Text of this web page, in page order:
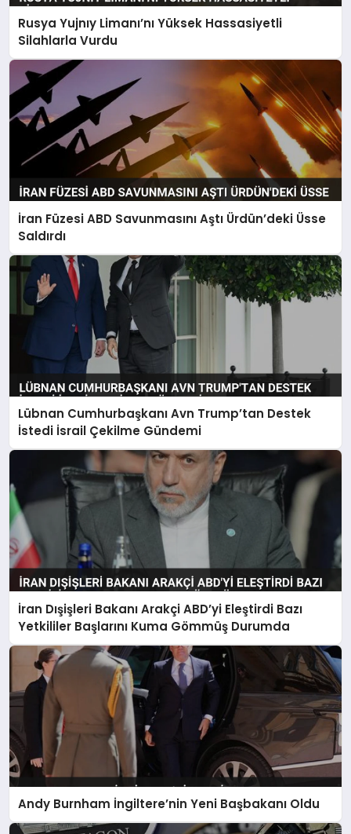
Rusya Yujnıy Limanı’nı Yüksek Hassasiyetli
Silahlarla Vurdu
İran Füzesi ABD Savunmasını Aştı Ürdün’deki Üsse
Saldırdı
Lübnan Cumhurbaşkanı Avn Trump’tan Destek
İstedi İsrail Çekilme Gündemi
İran Dışişleri Bakanı Arakçi ABD’yi Eleştirdi Bazı
Yetkililer Başlarını Kuma Gömmüş Durumda
Andy Burnham İngiltere’nin Yeni Başbakanı Oldu